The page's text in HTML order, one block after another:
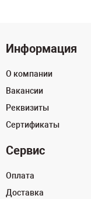
Информация
О компании
Вакансии
Реквизиты
Сертификаты
Сервис
Оплата
Доставка